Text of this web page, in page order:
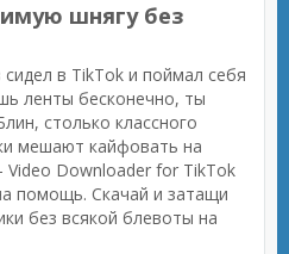
шнягу без
в TikTok и поймал себя
ленты бесконечно, ты
столько классного
мешают кайфовать на
Video Downloader for TikTok
помощь. Скачай и затащи
без всякой блевоты на